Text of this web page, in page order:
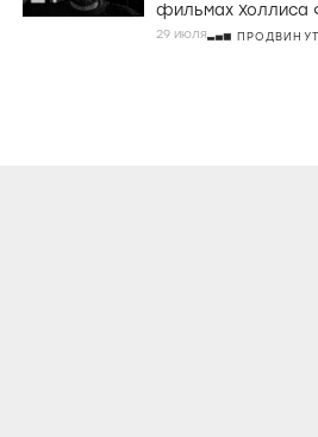
фильмах Холлиса
29 июля